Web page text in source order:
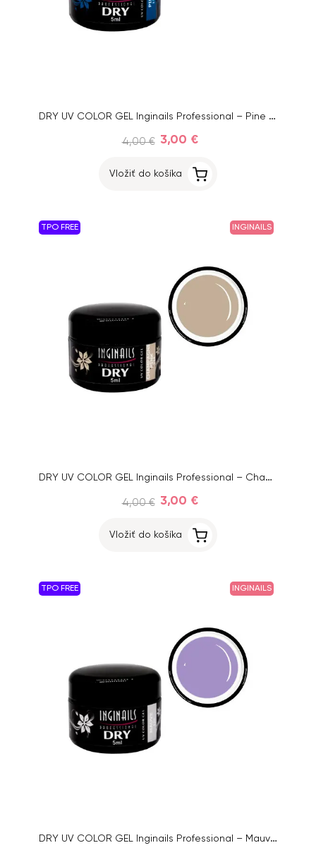
DRY UV COLOR GEL Inginails Professional – Pine 133, 5ml
4,00 € 3,00 €
Vložiť do košíka
TPO FREE INGINAILS
DRY UV COLOR GEL Inginails Professional – Champagne Pink 114, 5ml
4,00 € 3,00 €
Vložiť do košíka
TPO FREE INGINAILS
DRY UV COLOR GEL Inginails Professional – Mauve 120, 5ml